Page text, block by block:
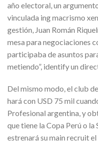
año electoral, un
vinculada ing macrismo
gestión, Juan Román
mesa para negociaciones
participaba de asuntos
metiendo”, identify un
Del mismo modo, el club
hará con USD 75 mil
Profesional argentina, y
que tiene la Copa Perú o
estrenará su main recruit